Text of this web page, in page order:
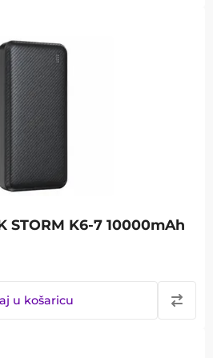
STORM K6-7 10000mAh
u košaricu